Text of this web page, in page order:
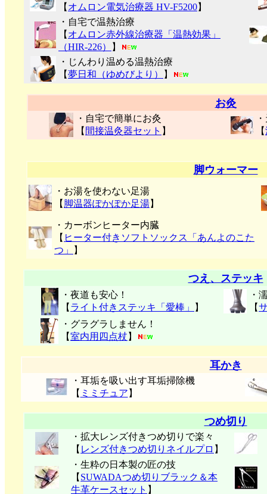
【 オムロン電気治療器 HV-F5200】
・自宅で温熱治療
【 オムロン赤外線治療器「温熱効果」
（HIR-226）
】
・じんわり温める温熱治療
【夢日和（ゆめびより） 】
お灸
・自宅で簡単にお灸
【 間接温灸器セット 】
【
脚ウォーマー
・お湯を使わない足湯
【 脚温器ぽかぽか足湯】
・カーボンヒーター内臓
【 ヒーター付きソフトソックス「あんよのこた
つ」
】
つえ、ステッキ
・夜道も安心！
【 ライト付きステッキ「愛棒」 】
・
【
・グラグラしません！
【室内用四点杖 】
耳かき
・耳垢を吸い出す耳垢掃除機
【 ミミチュア 】
つめ切り
・拡大レンズ付きつめ切りで楽々
【 レンズ付きつめ切りネイルプロ 】
・生粋の日本製の匠の技
【 SUWADAつめ切りブラック＆本
牛革ケースセット 】